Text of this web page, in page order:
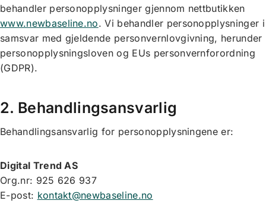
behandler personopplysninger gjennom nettbutikken
www.newbaseline.no. Vi behandler personopplysninger i
samsvar med gjeldende personvernlovgivning, herunder
personopplysningsloven og EUs personvernforordning
(GDPR).
2. Behandlingsansvarlig
Behandlingsansvarlig for personopplysningene er:
Digital Trend AS
Org.nr: 925 626 937
E-post: kontakt@newbaseline.no